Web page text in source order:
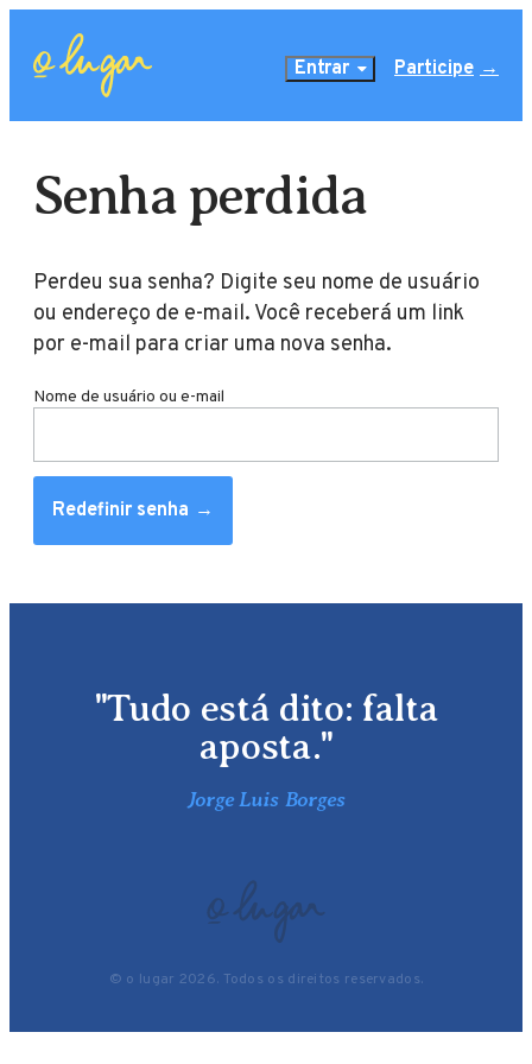
Entrar Participe
Senha perdida
Perdeu sua senha? Digite seu nome de usuário
ou endereço de e-mail. Você receberá um link
por e-mail para criar uma nova senha.
Nome de usuário ou e-mail
Redefinir senha
"Tudo está dito: falta
aposta."
Jorge Luis Borges
© o lugar 2026. Todos os direitos reservados.